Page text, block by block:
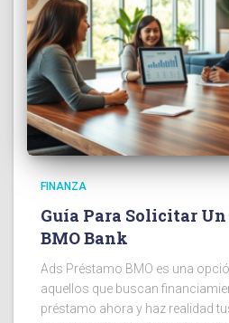
FINANZA
Guía Para Solicitar
BMO Bank
Ads Préstamo BMO es una
aquellos que buscan
préstamo ahora y haz realidad